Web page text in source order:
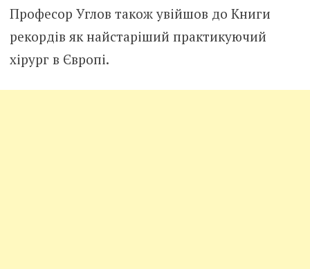
Професор Углов також увійшов до Книги
рекордів як найстаріший практикуючий
хірург в Європі.